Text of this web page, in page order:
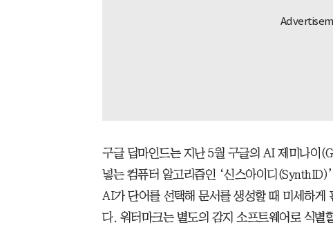
구글 딥마인드는 지난 5월 구글의 AI 제미나이
넣는 컴퓨터 알고리즘인 ‘신스아이디
AI가 단어를 선택해 문서를 생성할 때 미세하게
다. 워터마크는 별도의 감지 소프트웨어로 식별